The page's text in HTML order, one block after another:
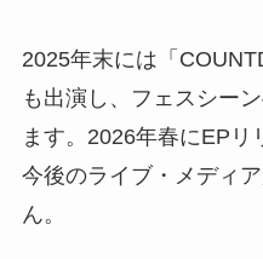
2025年末には「
も出演し、フェスシー
ます。2026年春にEPリ
今後のライブ・メディ
ん。